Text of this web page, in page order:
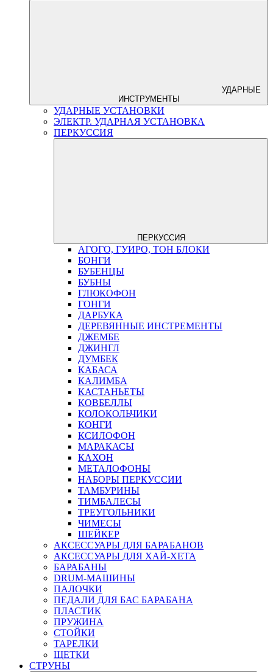
УДАРНЫЕ
ИНСТРУМЕНТЫ
УДАРНЫЕ УСТАНОВКИ
ЭЛЕКТР. УДАРНАЯ УСТАНОВКА
ПЕРКУССИЯ
ПЕРКУССИЯ
АГОГО, ГУИРО, ТОН БЛОКИ
БОНГИ
БУБЕНЦЫ
БУБНЫ
ГЛЮКОФОН
ГОНГИ
ДАРБУКА
ДЕРЕВЯННЫЕ ИНСТРЕМЕНТЫ
ДЖЕМБЕ
ДЖИНГЛ
ДУМБЕК
КАБАСА
КАЛИМБА
КАСТАНЬЕТЫ
КОВБЕЛЛЫ
КОЛОКОЛЬЧИКИ
КОНГИ
КСИЛОФОН
МАРАКАСЫ
КАХОН
МЕТАЛОФОНЫ
НАБОРЫ ПЕРКУССИИ
ТАМБУРИНЫ
ТИМБАЛЕСЫ
ТРЕУГОЛЬНИКИ
ЧИМЕСЫ
ШЕЙКЕР
АКСЕССУАРЫ ДЛЯ БАРАБАНОВ
АКСЕССУАРЫ ДЛЯ ХАЙ-ХЕТА
БАРАБАНЫ
DRUM-МАШИНЫ
ПАЛОЧКИ
ПЕДАЛИ ДЛЯ БАС БАРАБАНА
ПЛАСТИК
ПРУЖИНА
СТОЙКИ
ТАРЕЛКИ
ЩЕТКИ
СТРУНЫ